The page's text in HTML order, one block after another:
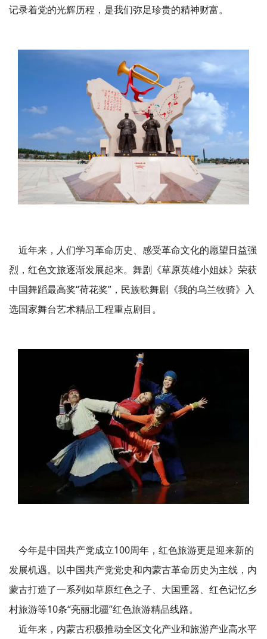
记录着党的光辉历程，是我们弥足珍贵的精神财富。
近年来，人们学习革命历史、感受革命文化的愿望日益强
烈，红色文旅逐渐发展起来。舞剧《草原英雄小姐妹》荣获
中国舞蹈最高奖“荷花奖”，民族歌舞剧《我的乌兰牧骑》入
选国家舞台艺术精品工程重点剧目。
今年是中国共产党成立100周年，红色旅游更是迎来新的
发展机遇。以中国共产党党史和内蒙古革命历史为主线，内
蒙古打造了一系列如草原红色之子、大国重器、红色记忆乡
村旅游等10条“亮丽北疆”红色旅游精品线路。
近年来，内蒙古积极推动全区文化产业和旅游产业高水平